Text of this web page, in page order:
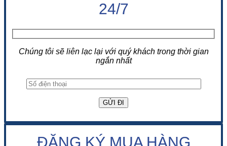
24/7
Chúng tôi sẽ liên lạc lại với quý khách trong thời gian
ngắn nhất
ĐĂNG KÝ MUA HÀNG